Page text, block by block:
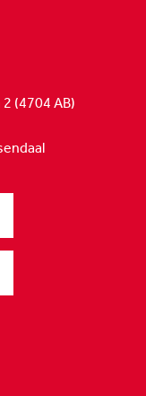
(4704 AB)